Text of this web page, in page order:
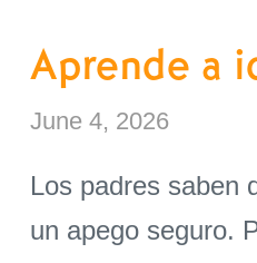
Aprende a
June 4, 2026
Los padres saben
un apego seguro.